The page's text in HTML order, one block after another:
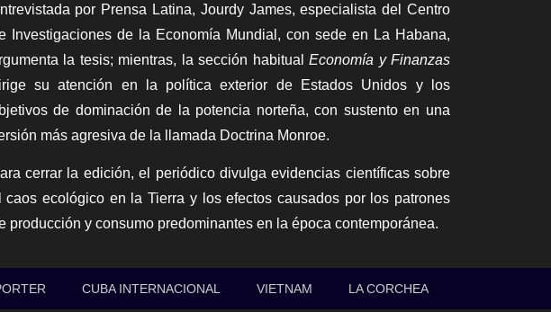
por Prensa Latina, Jourdy James, especialista del Centro
Investigaciones de la Economía Mundial, con sede en La Habana,
la tesis; mientras, la sección habitualEconomía y Finanzas
su atención en la política exterior de Estados Unidos y los
de dominación de la potencia norteña, con sustento en una
más agresiva de la llamada Doctrina Monroe.
cerrar la edición, el periódico divulga evidencias científicas sobre
caos ecológico en la Tierra y los efectos causados por los patrones
producción y consumo predominantes en la época contemporánea.
CUBA INTERNACIONAL VIETNAM LA CORCHEA